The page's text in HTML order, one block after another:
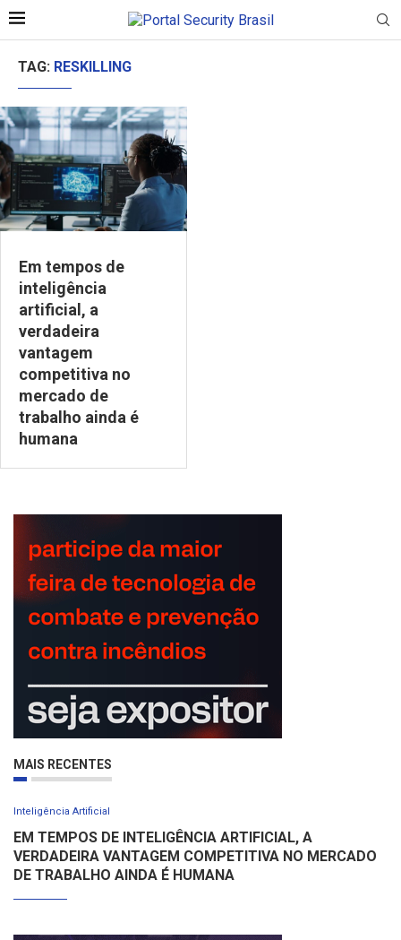
TAG: RESKILLING
Em tempos de
inteligência
artificial, a
verdadeira
vantagem
competitiva no
mercado de
trabalho ainda é
humana
MAIS RECENTES
Inteligência Artificial
EM TEMPOS DE INTELIGÊNCIA ARTIFICIAL, A
VERDADEIRA VANTAGEM COMPETITIVA NO MERCADO
DE TRABALHO AINDA É HUMANA